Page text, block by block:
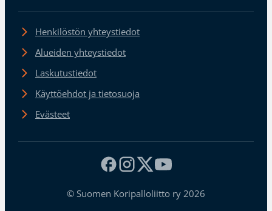
Henkilöstön yhteystiedot
Alueiden yhteystiedot
Laskutustiedot
Käyttöehdot ja tietosuoja
Evästeet
© Suomen Koripalloliitto ry 2026